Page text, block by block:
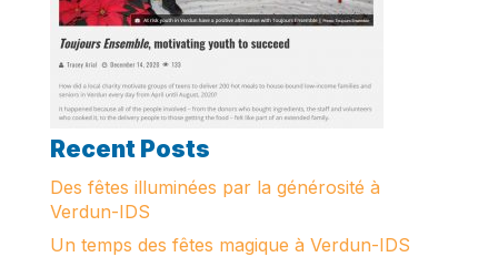
Recent Posts
Des fêtes illuminées par la générosité à
Verdun-IDS
Un temps des fêtes magique à Verdun-IDS